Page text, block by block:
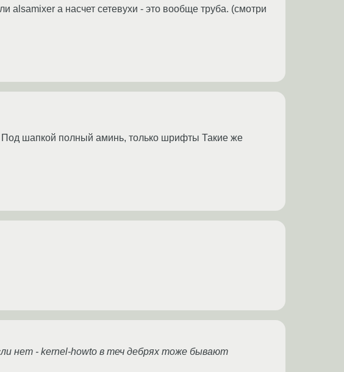
alsamixer а насчет сетевухи - это вообще труба. (смотри
шапкой полный аминь, только шрифты Такие же
нет - kernel-howto в теч дебрях тоже бывают